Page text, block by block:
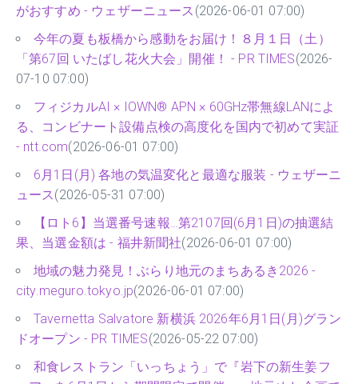
がおすすめ - ウェザーニュース (2026-06-01 07:00)
今年の夏も板橋から感動をお届け！８月１日（土）
「第67回 いたばし花火大会」開催！ - PR TIMES(2026-
07-10 07:00)
フィジカルAI × IOWN® APN × 60GHz帯無線LANによ
る、コンビナート設備点検の高度化を国内で初めて実証
- ntt.com(2026-06-01 07:00)
6月1日(月) 各地の気温変化と最適な服装 - ウェザーニ
ュース(2026-05-31 07:00)
【ロト6】当選番号速報…第2107回(6月1日)の抽選結
果、当選金額は - 福井新聞社(2026-06-01 07:00)
地域の魅力発見！ぶらり地元のまちあるき2026 -
city.meguro.tokyo.jp(2026-06-01 07:00)
Tavernetta Salvatore 新横浜 2026年6月1日(月)グラン
ドオープン - PR TIMES(2026-05-22 07:00)
和食レストラン「いっちょう」で『岩下の新生姜フ